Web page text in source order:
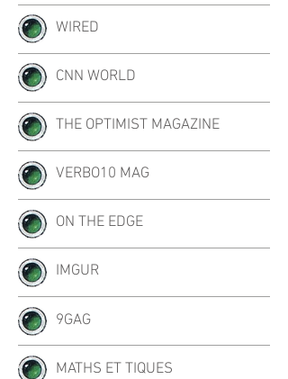
WIRED
CNN WORLD
THE OPTIMIST MAGAZINE
VERBO10 MAG
ON THE EDGE
IMGUR
9GAG
MATHS ET TIQUES